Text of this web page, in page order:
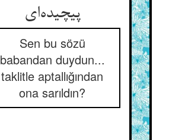
پیچیده‌ای
Sen bu sözü
babandan duydun...
taklitle aptallığından
ona sarıldın?